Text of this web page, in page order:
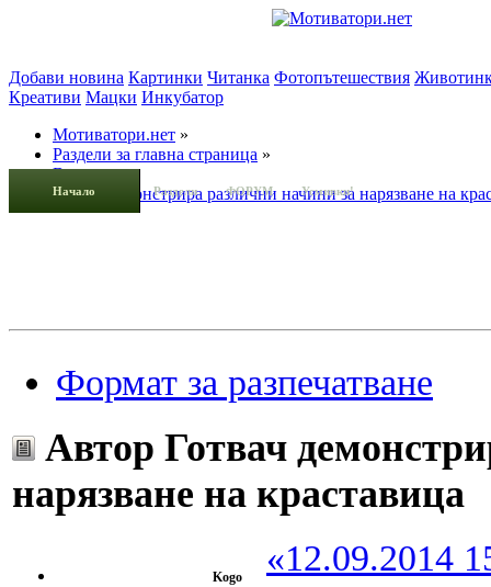
Начало Раздели ФОРУМ Усмивки!
Добави новина Картинки Читанка Фотопътешествия
Креативи Мацки Инкубатор
Мотиватори.нет »
Раздели за главна страница »
Видео»
Готвач демонстрира различни начини за нарязване на
Формат за разпечатване
Автор Готвач
нарязване на краставица
Kogo
«12.09.2014